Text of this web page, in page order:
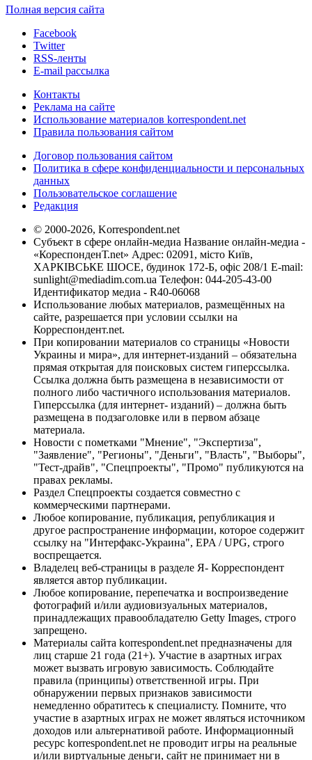
Полная версия сайта
Facebook
Twitter
RSS-ленты
E-mail рассылка
Контакты
Реклама на сайте
Использование материалов korrespondent.net
Правила пользования сайтом
Договор пользования сайтом
Политика в сфере конфиденциальности и персональных
данных
Пользовательское соглашение
Редакция
© 2000-2026, Korrespondent.net
Субъект в сфере онлайн-медиа Название онлайн-медиа -
«КореспонденТ.net» Адрес: 02091, місто Київ,
ХАРКІВСЬКЕ ШОСЕ, будинок 172-Б, офіс 208/1 E-mail:
sunlight@mediadim.com.ua Телефон: 044-205-43-00
Идентификатор медиа - R40-06068
Использование любых материалов, размещённых на
сайте, разрешается при условии ссылки на
Корреспондент.net.
При копировании материалов со страницы «Новости
Украины и мира», для интернет-изданий – обязательна
прямая открытая для поисковых систем гиперссылка.
Ссылка должна быть размещена в независимости от
полного либо частичного использования материалов.
Гиперссылка (для интернет- изданий) – должна быть
размещена в подзаголовке или в первом абзаце
материала.
Новости с пометками "Мнение", "Экспертиза",
"Заявление", "Регионы", "Деньги", "Власть", "Выборы",
"Тест-драйв", "Спецпроекты", "Промо" публикуются на
правах рекламы.
Раздел Спецпроекты создается совместно с
коммерческими партнерами.
Любое копирование, публикация, републикация и
другое распространение информации, которое содержит
ссылку на "Интерфакс-Украина", EPA / UPG, строго
воспрещается.
Владелец веб-страницы в разделе Я- Корреспондент
является автор публикации.
Любое копирование, перепечатка и воспроизведение
фотографий и/или аудиовизуальных материалов,
принадлежащих правообладателю Getty Images, строго
запрещено.
Материалы сайта korrespondent.net предназначены для
лиц старше 21 года (21+). Участие в азартных играх
может вызвать игровую зависимость. Соблюдайте
правила (принципы) ответственной игры. При
обнаружении первых признаков зависимости
немедленно обратитесь к специалисту. Помните, что
участие в азартных играх не может являться источником
доходов или альтернативой работе. Информационный
ресурс korrespondent.net не проводит игры на реальные
и/или виртуальные деньги, сайт не принимает ни в